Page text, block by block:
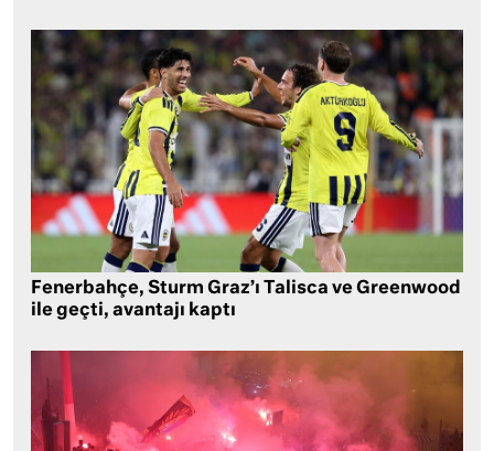
Fenerbahçe, Sturm Graz’ı Talisca ve Greenwood
ile geçti, avantajı kaptı